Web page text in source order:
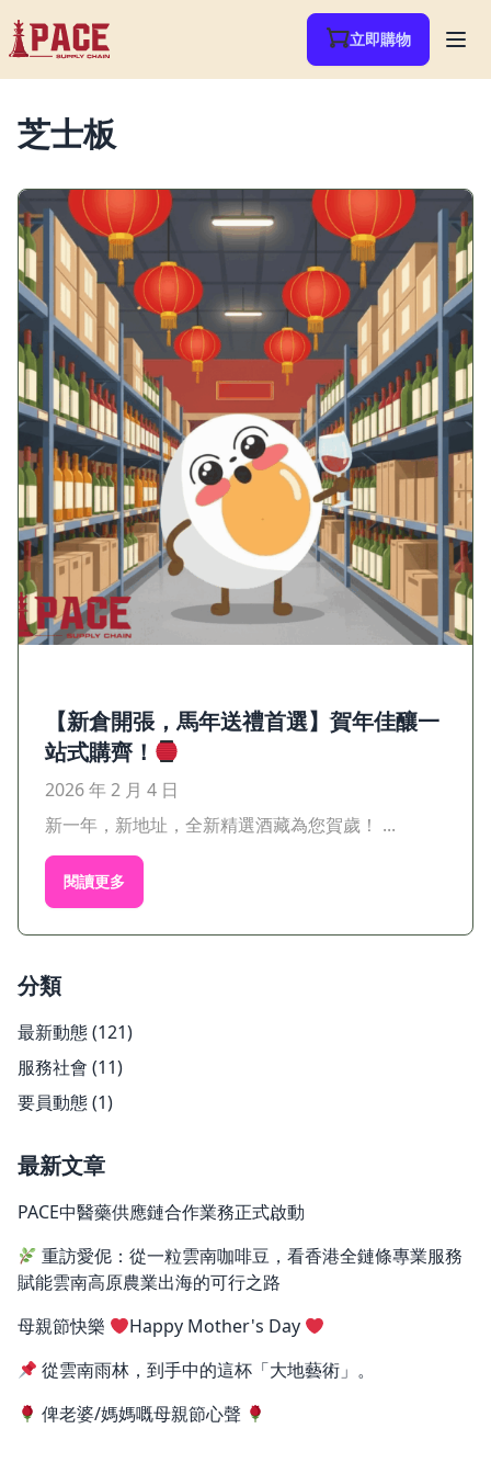
立即購物
芝士板
【新倉開張，馬年送禮首選】賀年佳釀一
站式購齊！
2026 年 2 月 4 日
新一年，新地址，全新精選酒藏為您賀歲！ ...
閱讀更多
分類
最新動態(121)
服務社會 (11)
要員動態(1)
最新文章
PACE中醫藥供應鏈合作業務正式啟動
重訪愛伲：從一粒雲南咖啡豆，看香港全鏈條專業服務
賦能雲南高原農業出海的可行之路
母親節快樂
Happy Mother's Day
從雲南雨林，到手中的這杯「大地藝術」。
俾老婆/媽媽嘅母親節心聲